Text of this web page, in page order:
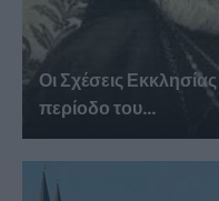
Οι Σχέσεις
περίοδο του...